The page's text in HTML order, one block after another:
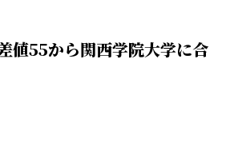
値55から関西学院大学に合